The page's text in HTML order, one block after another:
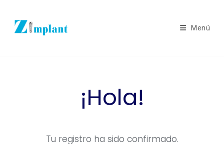
Menú
¡Hola!
Tu registro ha sido confirmado.